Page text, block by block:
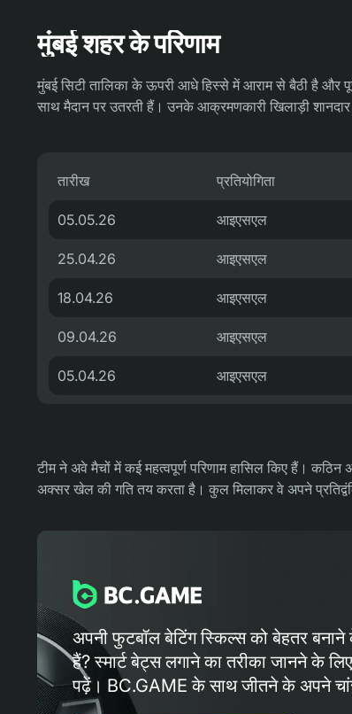
मुंबई शहर के परिणाम
मुंबई सिटी तालिका के ऊपरी आधे हिस्से में आराम से बैठी है और
साथ मैदान पर उतरती हैं। उनके आक्रमणकारी खिलाड़ी शानदार
तारीख प्रतियोगिता
05.05.26 आइएसएल
25.04.26 आइएसएल
18.04.26 आइएसएल
09.04.26 आइएसएल
05.04.26 आइएसएल
टीम ने अवे मैचों में कई महत्वपूर्ण परिणाम हासिल किए हैं।
अक्सर खेल की गति तय करता है। कुल मिलाकर वे अपने
अपनी फुटबॉल बेटिंग स्किल्स को बेहतर बनाने
हैं? स्मार्ट बेट्स लगाने का तरीका जानने के
पढ़ें। BC.GAME के ​​साथ जीतने के अपने